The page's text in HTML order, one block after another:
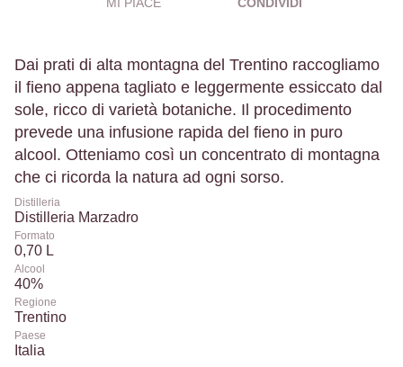
Dai prati di alta montagna del Trentino raccogliamo
il fieno appena tagliato e leggermente essiccato dal
sole, ricco di varietà botaniche. Il procedimento
prevede una infusione rapida del fieno in puro
alcool. Otteniamo così un concentrato di montagna
che ci ricorda la natura ad ogni sorso.
Distilleria
Distilleria Marzadro
Formato
0,70 L
Alcool
40%
Regione
Trentino
Paese
Italia